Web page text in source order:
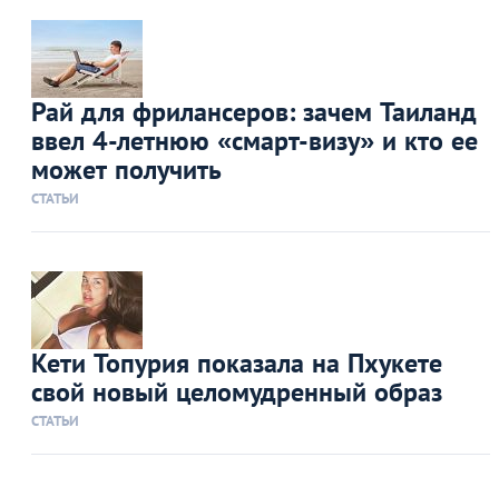
Рай для фрилансеров: зачем Таиланд
ввел 4-летнюю «смарт-визу» и кто ее
может получить
СТАТЬИ
Кети Топурия показала на Пхукете
свой новый целомудренный образ
СТАТЬИ